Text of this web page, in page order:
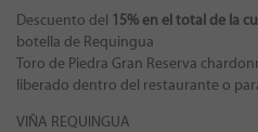
Descuento del 15% en el total de la
botella de Requingua
Toro de Piedra Gran Reserva
liberado dentro del restaurante o
VIÑA REQUINGUA